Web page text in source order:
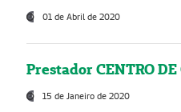
01 de Abril de 2020
Prestador CENTRO
15 de Janeiro de 2020